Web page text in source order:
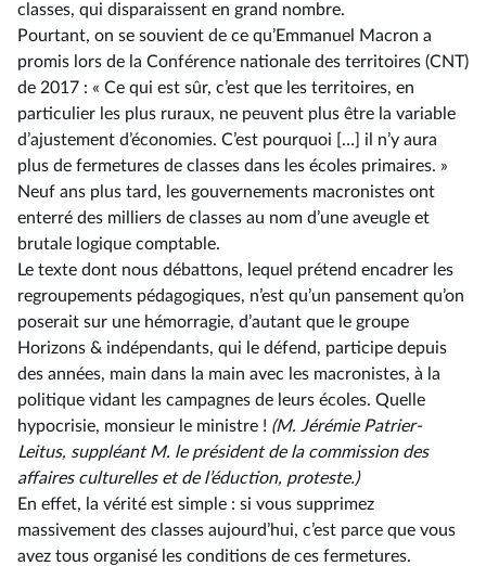
classes, qui disparaissent en grand nombre.
Pourtant, on se souvient de ce qu’Emmanuel Macron a
promis lors de la Conférence nationale des territoires (CNT)
de 2017 : « Ce qui est sûr, c’est que les territoires, en
particulier les plus ruraux, ne peuvent plus être la variable
d’ajustement d’économies. C’est pourquoi […] il n’y aura
plus de fermetures de classes dans les écoles primaires. »
Neuf ans plus tard, les gouvernements macronistes ont
enterré des milliers de classes au nom d’une aveugle et
brutale logique comptable.
Le texte dont nous débattons, lequel prétend encadrer les
regroupements pédagogiques, n’est qu’un pansement qu’on
poserait sur une hémorragie, d’autant que le groupe
Horizons & indépendants, qui le défend, participe depuis
des années, main dans la main avec les macronistes, à la
politique vidant les campagnes de leurs écoles. Quelle
hypocrisie, monsieur le ministre ! (M. Jérémie Patrier-
Leitus, suppléantM. leprésidentdelacommissiondes
affairesculturellesetdel’éduction, proteste.)
En effet, la vérité est simple : si vous supprimez
massivement des classes aujourd’hui, c’est parce que vous
avez tous organisé les conditions de ces fermetures.